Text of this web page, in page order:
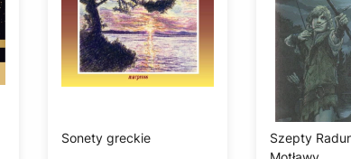
Sonety greckie
Szepty